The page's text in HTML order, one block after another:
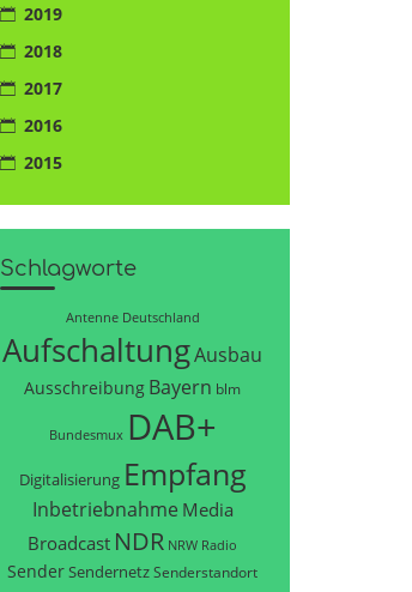
2019
2018
2017
2016
2015
Schlagworte
Antenne Deutschland
AufschaltungAusbau
Ausschreibung Bayern blm
Bundesmux DAB+
Digitalisierung Empfang
Inbetriebnahme Media
Broadcast NDR NRW Radio
SenderSendernetzSenderstandort